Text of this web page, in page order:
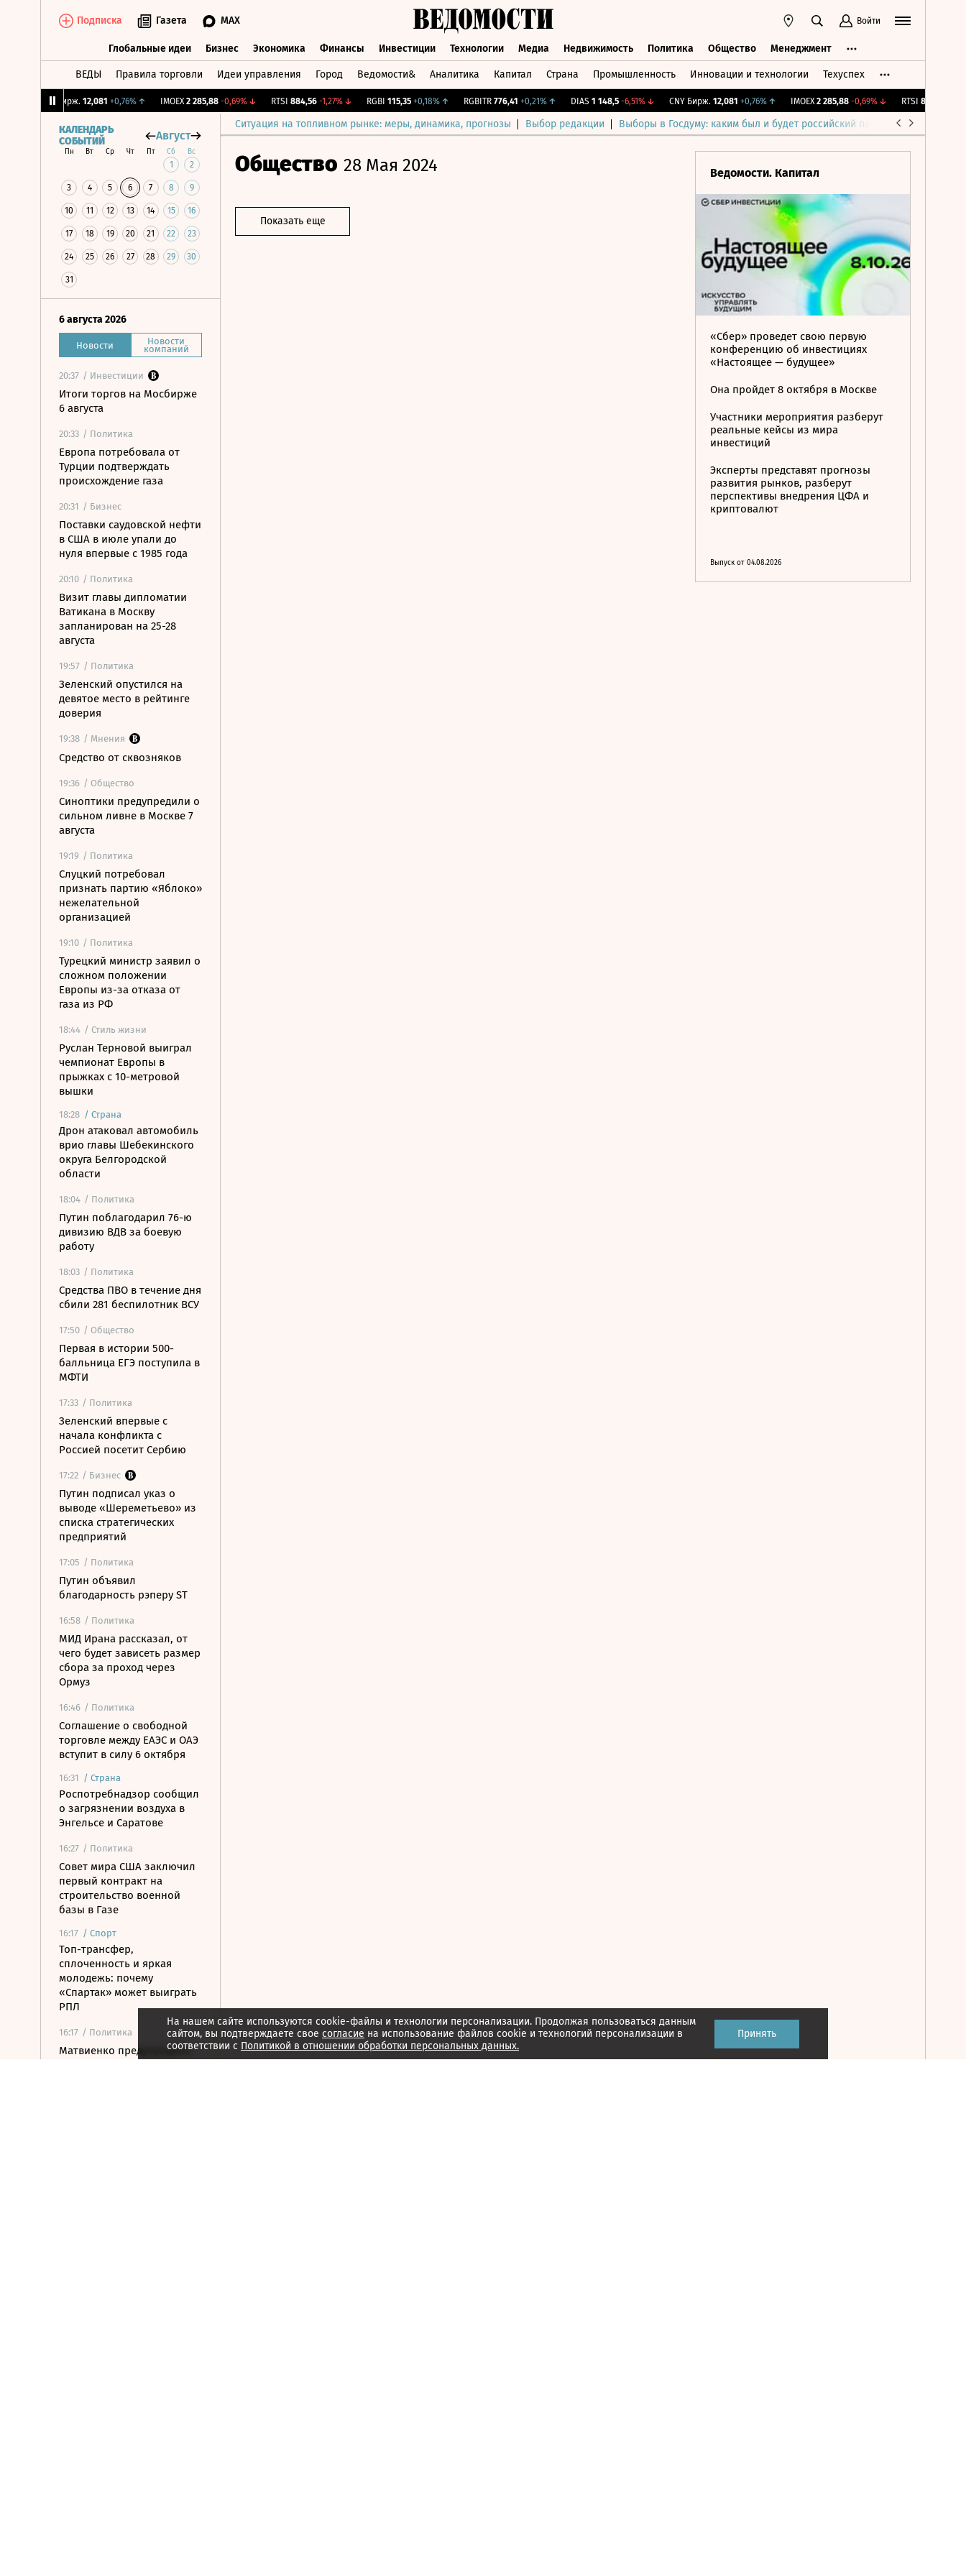
Подписка Газета MAX Войти
Глобальные идеи Бизнес Экономика Финансы Инвестиции Технологии Медиа Недвижимость Политика Общество Менеджмент
ВЕДЫ Правила торговли Идеи управления Город Ведомости& Аналитика Капитал Страна Промышленность Инновации и технологии Техуспех
CNY Бирж. 12,081 +0,76%↑ IMOEX 2 285,88 -0,69%↓ RTSI 884,56 -1,27%↓ RGBI 115,35 +0,18% ↑ RGBITR 776,41 +0,21%↑ DIAS 1 148,5 -6,51%↓ CNY Бирж. 12,081 +0,76%↑ IMOEX 2 285,88 -0,69%↓ RTSI 884,56
Ситуация на топливном рынке: меры, динамика, прогнозы Выбор редакции Выборы в Госдуму: каким был и будет российский парламент
КАЛЕНДАРЬ
СОБЫТИЙ
Август
Пн Вт Ср Чт Пт Сб Вс
1 2
3 4 5 6 7 8 9
10 11 12 13 14 15 16
17 18 19 20 21 22 23
24 25 26 27 28 29 30
31
6 августа 2026
Новости Новости
компаний
20:37 / Инвестиции
Итоги торгов на Мосбирже
6 августа
20:33 / Политика
Европа потребовала от
Турции подтверждать
происхождение газа
20:31 / Бизнес
Поставки саудовской нефти
в США в июле упали до
нуля впервые с 1985 года
20:10 / Политика
Визит главы дипломатии
Ватикана в Москву
запланирован на 25-28
августа
19:57 / Политика
Зеленский опустился на
девятое место в рейтинге
доверия
19:38 / Мнения
Средство от сквозняков
19:36 / Общество
Синоптики предупредили о
сильном ливне в Москве 7
августа
19:19 / Политика
Слуцкий потребовал
признать партию «Яблоко»
нежелательной
организацией
19:10 / Политика
Турецкий министр заявил о
сложном положении
Европы из-за отказа от
газа из РФ
18:44 / Стиль жизни
Руслан Терновой выиграл
чемпионат Европы в
прыжках с 10-метровой
вышки
18:28 / Страна
Дрон атаковал автомобиль
врио главы Шебекинского
округа Белгородской
области
18:04 / Политика
Путин поблагодарил 76-ю
дивизию ВДВ за боевую
работу
18:03 / Политика
Средства ПВО в течение дня
сбили 281 беспилотник ВСУ
17:50 / Общество
Первая в истории 500-
балльница ЕГЭ поступила в
МФТИ
17:33 / Политика
Зеленский впервые с
начала конфликта с
Россией посетит Сербию
17:22 / Бизнес
Путин подписал указ о
выводе «Шереметьево» из
списка стратегических
предприятий
17:05 / Политика
Путин объявил
благодарность рэперу ST
16:58 / Политика
МИД Ирана рассказал, от
чего будет зависеть размер
сбора за проход через
Ормуз
16:46 / Политика
Соглашение о свободной
торговле между ЕАЭС и ОАЭ
вступит в силу 6 октября
16:31 / Страна
Роспотребнадзор сообщил
о загрязнении воздуха в
Энгельсе и Саратове
16:27 / Политика
Совет мира США заключил
первый контракт на
строительство военной
базы в Газе
16:17 / Спорт
Топ-трансфер,
сплоченность и яркая
молодежь: почему
«Спартак» может выиграть
РПЛ
16:17 / Политика
Матвиенко предупредила
Общество 28 Мая 2024
Показать еще
Ведомости. Капитал
«Сбер» проведет свою первую
конференцию об инвестициях
«Настоящее — будущее»
Она пройдет 8 октября в Москве
Участники мероприятия разберут
реальные кейсы из мира
инвестиций
Эксперты представят прогнозы
развития рынков, разберут
перспективы внедрения ЦФА и
криптовалют
Выпуск от 04.08.2026
На нашем сайте используются cookie-файлы и технологии персонализации. Продолжая пользоваться данным
сайтом, вы подтверждаете свое согласие на использование файлов cookie и технологий персонализации в
соответствии с Политикой в отношении обработки персональных данных.
Принять